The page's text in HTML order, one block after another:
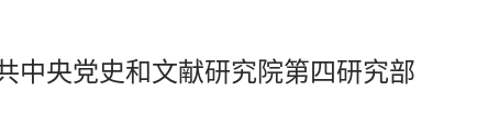
中央党史和文献研究院第四研究部